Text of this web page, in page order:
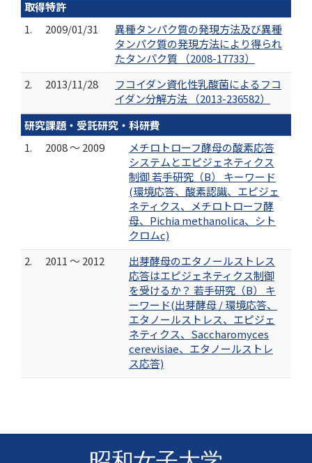
取得特許
1.
2009/01/31
異種タンパク質の発現方法及び異種
タンパク質の発現方法により得られ
たタンパク質 （2008-17733）
2.
2013/11/28
フコイダン資化性乳酸菌によるフコ
イダン分解方法 （2013-236582）
研究課題・受託研究・科研費
1.
2008 ～ 2009
メチロトローフ酵母の酸素応答
システムとエピジェネティクス
制御 若手研究（B） キーワード
(環境応答、酸素認識、エピジェ
ネティクス、メチロトローフ酵
母、Pichia methanolica、シト
クロムc)
2.
2011 ～ 2012
出芽酵母のエタノールストレス
応答はエピジェネティクス制御
を受けるか？ 若手研究（B） キ
ーワード(出芽酵母 / 環境応答、
エタノールストレス、エピジェ
ネティクス、Saccharomyces
cerevisiae、エタノールストレ
ス応答)